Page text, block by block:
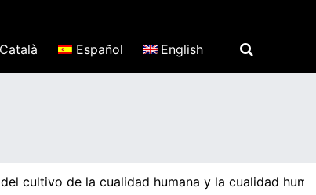
Català Español English
cultivo de la cualidad humana y la cualidad